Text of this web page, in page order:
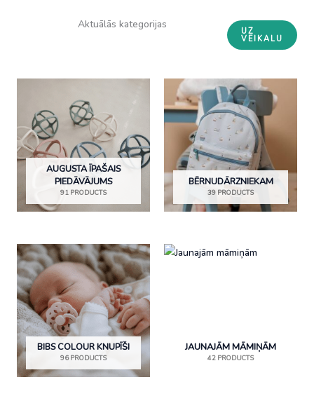
Aktuālās kategorijas UZ
VEIKALU
AUGUSTA ĪPAŠAIS
PIEDĀVĀJUMS
91 PRODUCTS
BĒRNUDĀRZNIEKAM
39 PRODUCTS
BIBS COLOUR KNUPĪŠI
96 PRODUCTS
JAUNAJĀM MĀMIŅĀM
42 PRODUCTS